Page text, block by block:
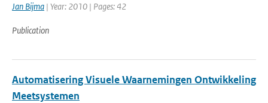
Jan Bijma | Year: 2010 | Pages: 42
Publication
Automatisering Visuele Waarnemingen Ontwikkeling
Meetsystemen